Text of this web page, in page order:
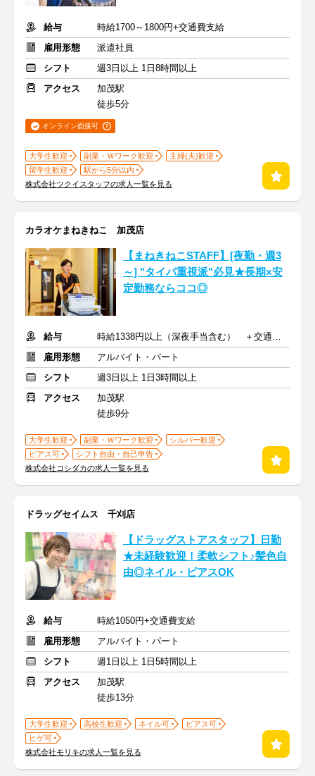
給与
時給1700～1800円+交通費支給
雇用形態
派遣社員
シフト
週3日以上 1日8時間以上
アクセス
加茂駅
徒歩5分
オンライン面接可
大学生歓迎 副業・Ｗワーク歓迎
主婦(夫)歓迎
留学生歓迎
駅から5分以内
株式会社ツクイスタッフの求人一覧を見る
カラオケまねきねこ 加茂店
【まねきねこSTAFF】[夜勤・週3
～] "タイパ重視派"必見★長期×安
定勤務ならココ◎
給与
時給1338円以上（深夜手当含む） ＋交通費支給
雇用形態
アルバイト・パート
シフト
週3日以上 1日3時間以上
アクセス
加茂駅
徒歩9分
大学生歓迎 副業・Ｗワーク歓迎
シルバー歓迎
ピアス可
シフト自由・自己申告
株式会社コシダカの求人一覧を見る
ドラッグセイムス 千刈店
【ドラッグストアスタッフ】日勤
★未経験歓迎！柔軟シフト♪髪色自
由◎ネイル・ピアスOK
給与
時給1050円+交通費支給
雇用形態
アルバイト・パート
シフト
週1日以上 1日5時間以上
アクセス
加茂駅
徒歩13分
大学生歓迎 高校生歓迎 ネイル可
ピアス可
ヒゲ可
株式会社モリキの求人一覧を見る